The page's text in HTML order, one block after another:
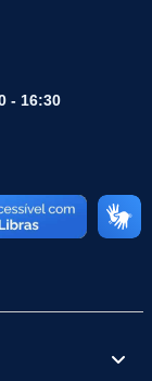
- 16:30